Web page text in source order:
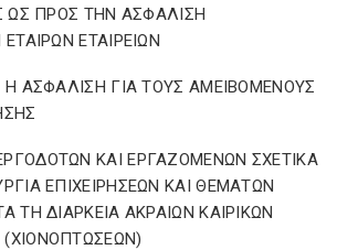
ΩΣ ΠΡΟΣ ΤΗΝ ΑΣΦΑΛΙΣΗ
ΕΤΑΙΡΩΝ ΕΤΑΙΡΕΙΩΝ
Η ΑΣΦΑΛΙΣΗ ΓΙΑ ΤΟΥΣ ΑΜΕΙΒΟΜΕΝΟΥΣ
ΚΑΙ ΕΡΓΑΖΟΜΕΝΩΝ ΣΧΕΤΙΚΑ
ΕΠΙΧΕΙΡΗΣΕΩΝ ΚΑΙ ΘΕΜΑΤΩΝ
ΤΗ ΔΙΑΡΚΕΙΑ ΑΚΡΑΙΩΝ ΚΑΙΡΙΚΩΝ